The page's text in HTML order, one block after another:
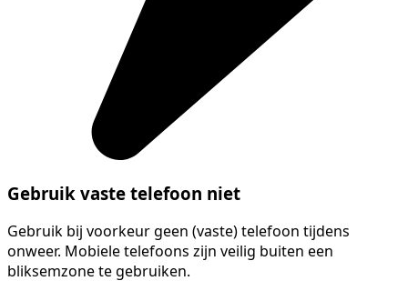
Gebruik vaste telefoon niet
Gebruik bij voorkeur geen (vaste) telefoon tijdens
onweer. Mobiele telefoons zijn veilig buiten een
bliksemzone te gebruiken.